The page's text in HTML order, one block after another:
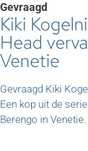
Gevraagd
Kiki
Head
Venetie
Gevraagd Kiki
Een kop uit de
Berengo in Venetie.